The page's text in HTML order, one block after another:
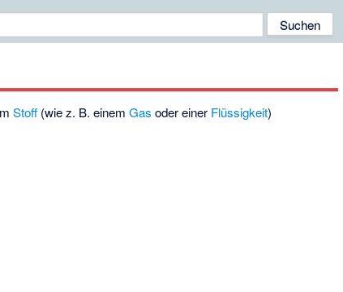
Stoff (wie z. B. einemGas oder einer Flüssigkeit)